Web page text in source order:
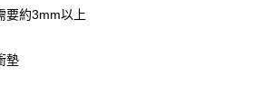
大股份有限公司」（以下簡稱本公司）所提供，讓
務購買商品或服務，並由商店將買賣／分期付款
，依約使用本公司帳單繳交帳款。
要約3mm以上
墊